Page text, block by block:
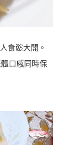
食慾大開。
口感同時保